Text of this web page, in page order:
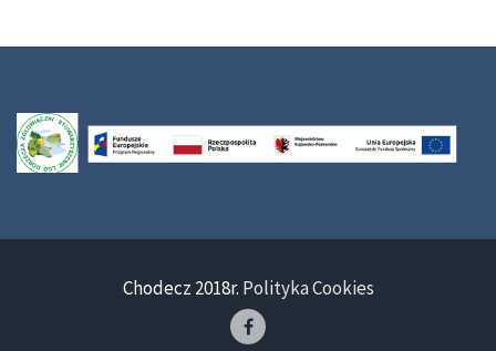
Chodecz 2018r. Polityka Cookies